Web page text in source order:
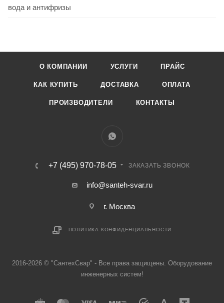
вода и антифризы
О КОМПАНИИ УСЛУГИ ПРАЙС
КАК КУПИТЬ ДОСТАВКА ОПЛАТА
ПРОИЗВОДИТЕЛИ КОНТАКТЫ
+7 (495) 970-78-05 ЗАКАЗАТЬ ЗВОНОК
info@santeh-svar.ru
г. Москва
ПОЛИТИКА КОНФИДЕНЦИАЛЬНОСТИ
2016-2026 © "СантехСвар" - Все права защищены. Оборудование
инженерных систем!